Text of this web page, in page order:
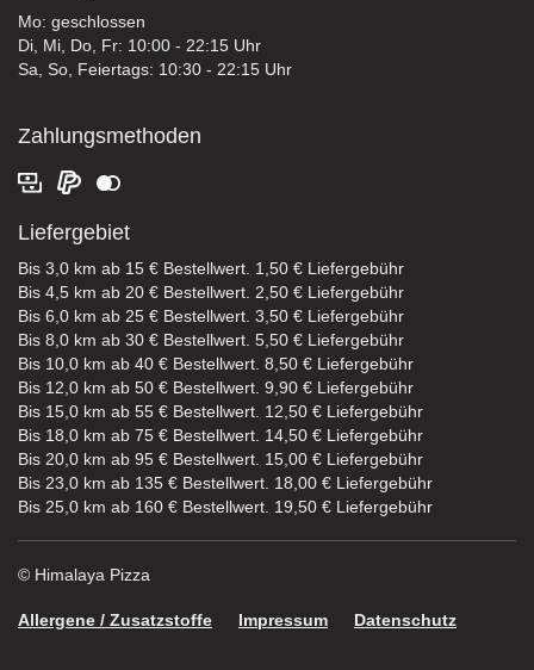
Mo: geschlossen
Di, Mi, Do, Fr: 10:00 - 22:15 Uhr
Sa, So, Feiertags: 10:30 - 22:15 Uhr
Zahlungsmethoden
Liefergebiet
Bis 3,0 km ab 15 € Bestellwert. 1,50 € Liefergebühr
Bis 4,5 km ab 20 € Bestellwert. 2,50 € Liefergebühr
Bis 6,0 km ab 25 € Bestellwert. 3,50 € Liefergebühr
Bis 8,0 km ab 30 € Bestellwert. 5,50 € Liefergebühr
Bis 10,0 km ab 40 € Bestellwert. 8,50 € Liefergebühr
Bis 12,0 km ab 50 € Bestellwert. 9,90 € Liefergebühr
Bis 15,0 km ab 55 € Bestellwert. 12,50 € Liefergebühr
Bis 18,0 km ab 75 € Bestellwert. 14,50 € Liefergebühr
Bis 20,0 km ab 95 € Bestellwert. 15,00 € Liefergebühr
Bis 23,0 km ab 135 € Bestellwert. 18,00 € Liefergebühr
Bis 25,0 km ab 160 € Bestellwert. 19,50 € Liefergebühr
© Himalaya Pizza
Allergene / Zusatzstoffe Impressum Datenschutz